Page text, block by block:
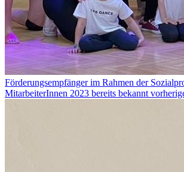
Förderungsempfänger im Rahmen der
MitarbeiterInnen 2023 bereits bekannt